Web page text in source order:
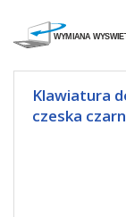
Klawiatura
czeska